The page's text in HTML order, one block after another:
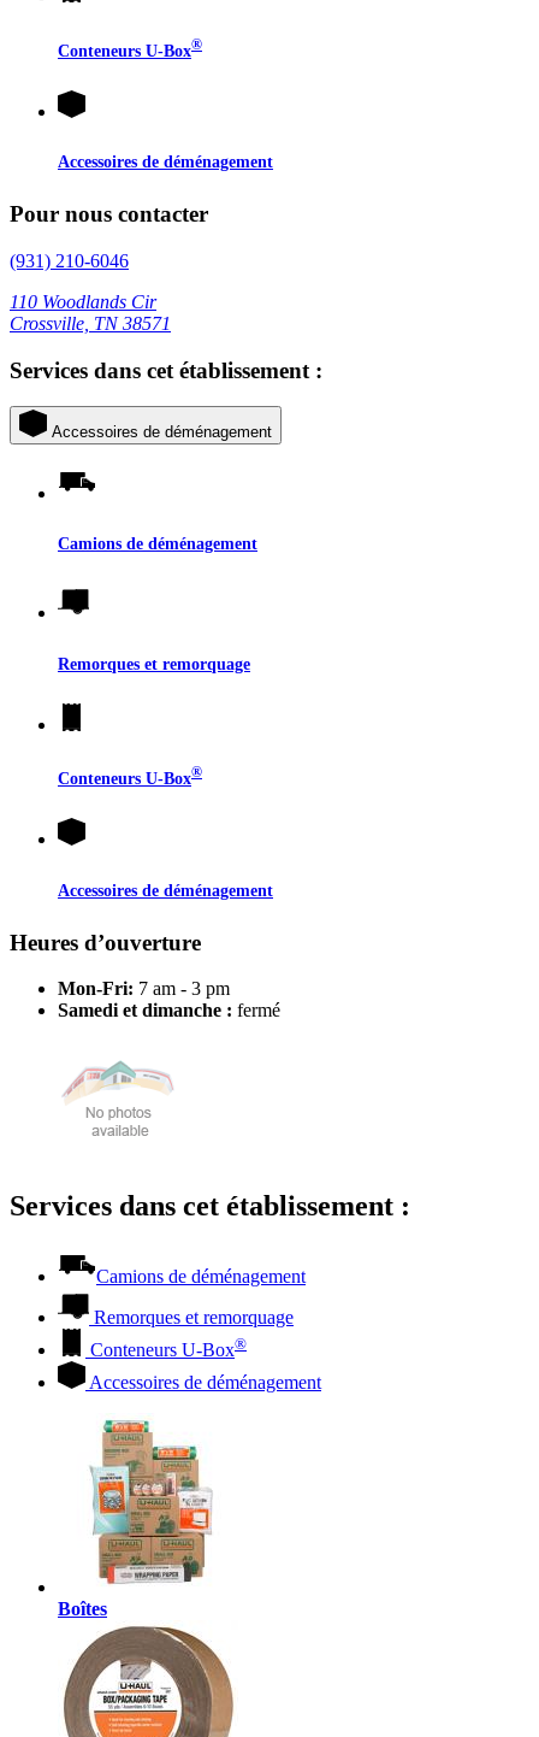
Conteneurs U-Box®
Accessoires de déménagement
Pour nous contacter
(931) 210-6046
110 Woodlands Cir
Crossville, TN 38571
Services dans cet établissement :
Accessoires de déménagement
Camions de déménagement
Remorques et remorquage
Conteneurs U-Box®
Accessoires de déménagement
Heures d’ouverture
Mon-Fri: 7 am - 3 pm
Samedi et dimanche : fermé
Services dans cet établissement :
Camions de déménagement
Remorques et remorquage
Conteneurs U-Box®
Accessoires de déménagement
Boîtes